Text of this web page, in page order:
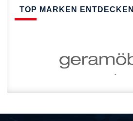
TOP MARKEN ENTDECKEN